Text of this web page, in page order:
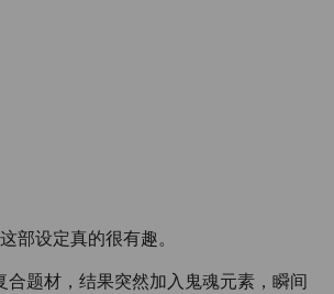
这部设定真的很有趣。
合题材，结果突然加入鬼魂元素，瞬间